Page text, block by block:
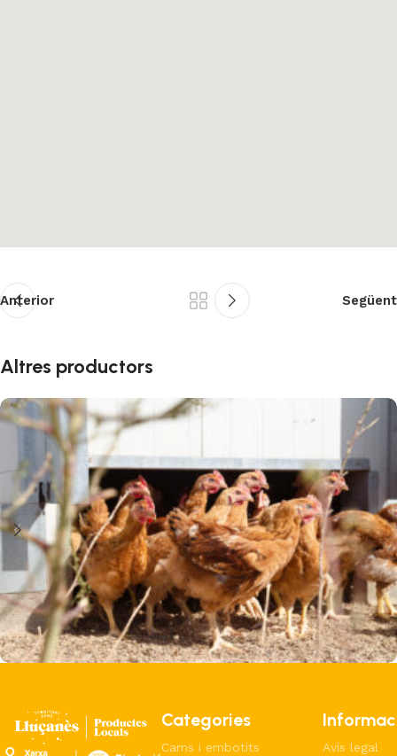
Anterior Següent
Altres productors
Categories
Carns i embotits Avís legal